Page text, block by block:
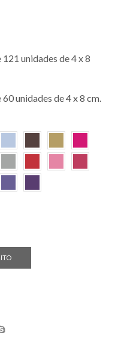
unidades de 4 x 8
unidades de 4 x 8 cm.